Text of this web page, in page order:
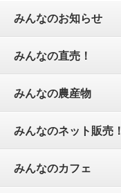
みんなのお知らせ
みんなの直売！
みんなの農産物
みんなのネット販売！
みんなのカフェ